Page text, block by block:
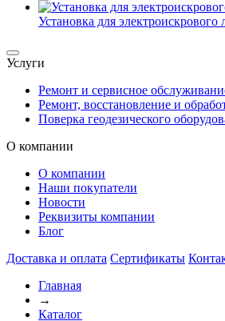
Установка для электроискрового
Услуги
Ремонт и сервисное
Ремонт, восстановление и
Поверка геодезического
О компании
О компании
Наши покупатели
Новости
Реквизиты компании
Блог
Доставка и оплата Сертификаты
Главная
→
Каталог